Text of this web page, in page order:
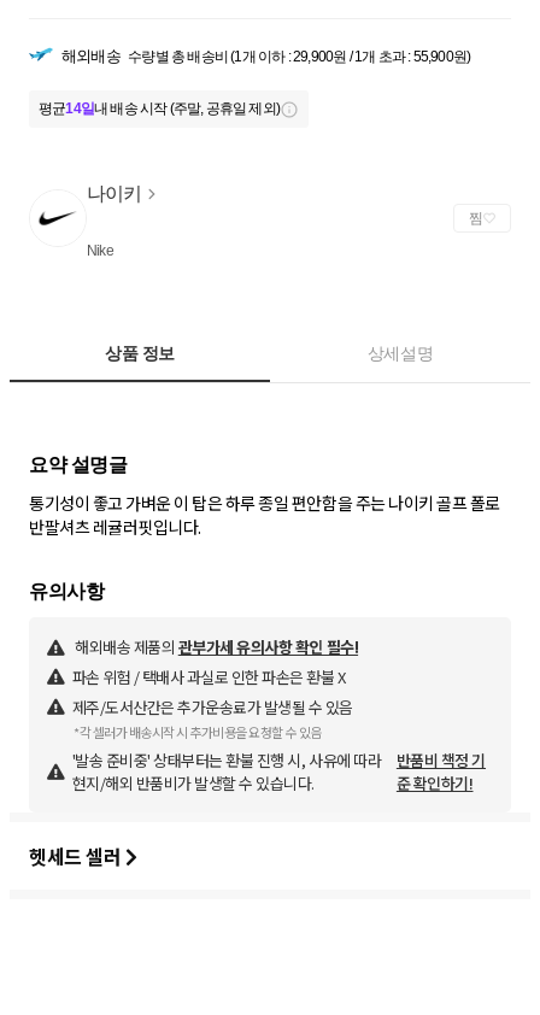
해외배송 수량별 총 배송비 (1개 이하 : 29,900원 / 1개 초과 : 55,900원)
평균14일내 배송 시작 (주말, 공휴일 제외)
나이키
Nike
찜
상품 정보 상세설명
요약 설명글
통기성이 좋고 가벼운 이 탑은 하루 종일 편안함을 주는 나이키 골프 폴로
반팔셔츠 레귤러핏입니다.
유의사항
해외배송 제품의 관부가세 유의사항 확인 필수!
파손 위험 / 택배사 과실로 인한 파손은 환불 X
제주/도서산간은 추가운송료가 발생될 수 있음
*각 셀러가 배송시작 시 추가비용을 요청할 수 있음
'발송 준비중' 상태부터는 환불 진행 시, 사유에 따라
현지/해외 반품비가 발생할 수 있습니다.
반품비 책정 기
준 확인하기!
헷세드 셀러